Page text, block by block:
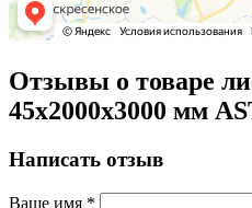
Отзывы о товаре
45х2000х3000 мм
Написать отзыв
Ваше имя *